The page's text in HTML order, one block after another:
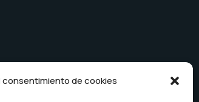
consentimiento de cookies